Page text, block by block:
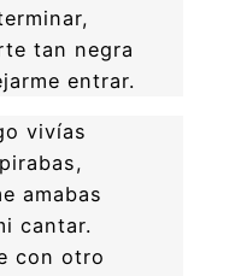
tan negra
entrar.
vivías
amabas
cantar.
con otro